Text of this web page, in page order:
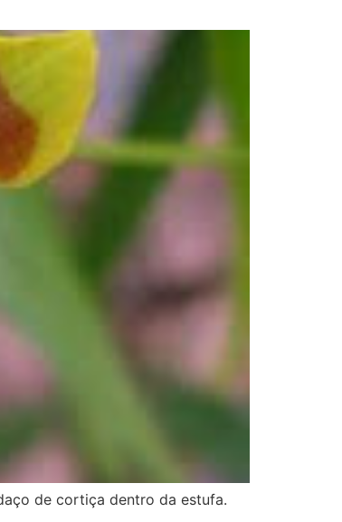
de cortiça dentro da estufa.